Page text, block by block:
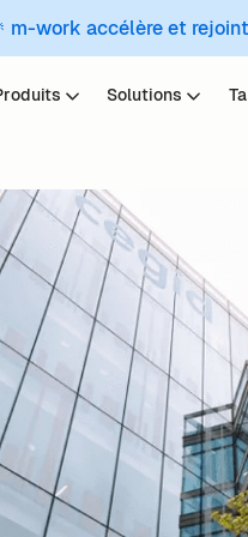
m-work accélère et
Solutions